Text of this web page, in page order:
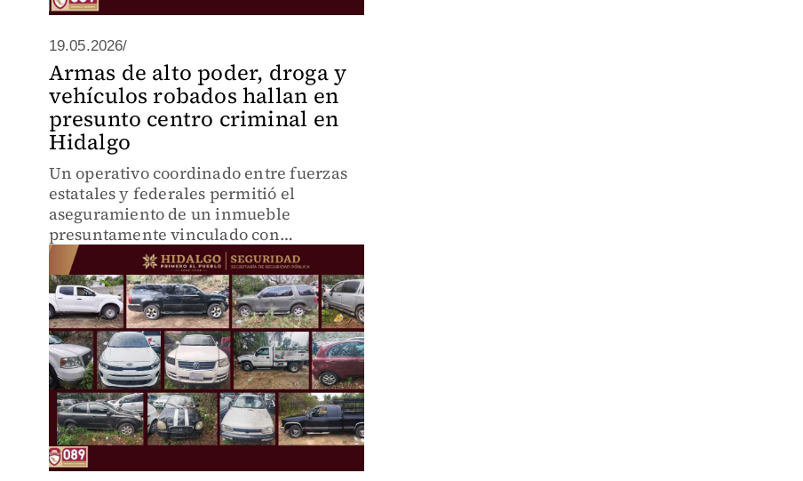
19.05.2026/
Armas de alto poder, droga y
vehículos robados hallan en
presunto centro criminal en
Hidalgo
Un operativo coordinado entre fuerzas
estatales y federales permitió el
aseguramiento de un inmueble
presuntamente vinculado con
actividades delictivas en el municipio de
Tepetitlán, Hidalgo